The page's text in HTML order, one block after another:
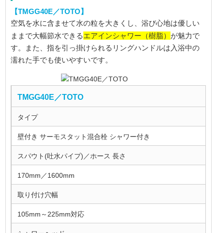
【TMGG40E／TOTO】
空気を水に含ませて水の粒を大きくし、浴び心地は優しい
ままで大幅節水できるエアインシャワー（樹脂） が魅力で
す。また、指を引っ掛けられるリングハンドルは入浴中の
濡れた手でも使いやすいです。
TMGG40E／TOTO
タイプ
壁付き サーモスタット混合栓 シャワー付き
スパウト(吐水パイプ)／ホース 長さ
170mm／1600mm
取り付け穴幅
105mm～225mm対応